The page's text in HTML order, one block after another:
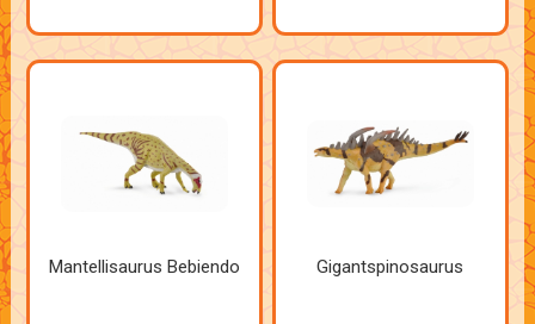
Mantellisaurus Bebiendo Gigantspinosaurus